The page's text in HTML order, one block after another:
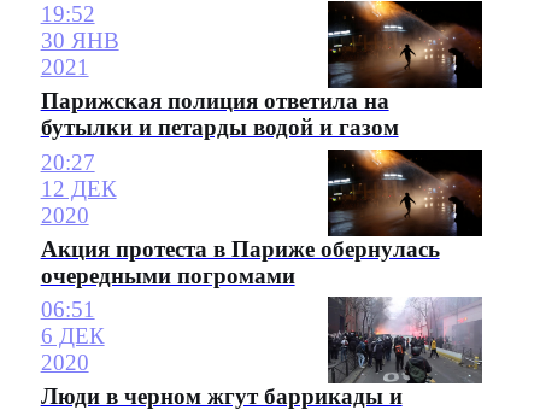
19:52
30 ЯНВ
2021
Парижская полиция ответила на
бутылки и петарды водой и газом
20:27
12 ДЕК
2020
Акция протеста в Париже обернулась
очередными погромами
06:51
6 ДЕК
2020
Люди в черном жгут баррикады и